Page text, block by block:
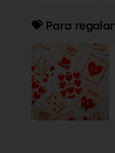
💝 Para regalar